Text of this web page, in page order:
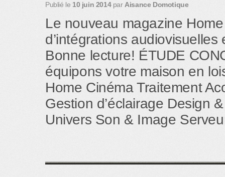
Publié le 10 juin 2014 par Aisance Domotique
Le nouveau magazine
d’intégrations
Bonne lecture! ÉTUDE
équipons votre maison en
Home Cinéma Traitement
Gestion d’éclairage Design
Univers Son & Image